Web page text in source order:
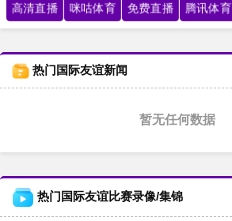
高清直播 咪咕体育 免费直播 腾讯体育
热门国际友谊新闻
暂无任何数据
热门国际友谊比赛录像/集锦